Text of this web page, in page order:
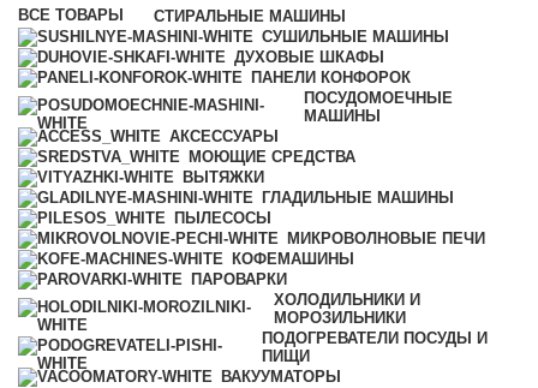
ВСЕ ТОВАРЫ
СТИРАЛЬНЫЕ МАШИНЫ
СУШИЛЬНЫЕ МАШИНЫ
ДУХОВЫЕ ШКАФЫ
ПАНЕЛИ КОНФОРОК
ПОСУДОМОЕЧНЫЕ
МАШИНЫ
АКСЕССУАРЫ
МОЮЩИЕ СРЕДСТВА
ВЫТЯЖКИ
ГЛАДИЛЬНЫЕ МАШИНЫ
ПЫЛЕСОСЫ
МИКРОВОЛНОВЫЕ ПЕЧИ
КОФЕМАШИНЫ
ПАРОВАРКИ
ХОЛОДИЛЬНИКИ И
МОРОЗИЛЬНИКИ
ПОДОГРЕВАТЕЛИ ПОСУДЫ И
ПИЩИ
ВАКУУМАТОРЫ